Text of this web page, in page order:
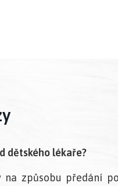
dětského lékaře?
způsobu předání